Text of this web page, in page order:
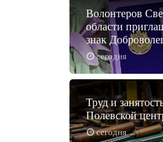
сегодня
Волонтеров
области
знак
сегодня
Труд и
Полевской